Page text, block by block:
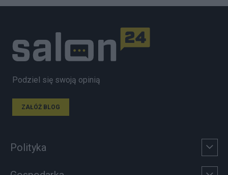
Podziel się swoją opinią
ZAŁÓŻ BLOG
Polityka